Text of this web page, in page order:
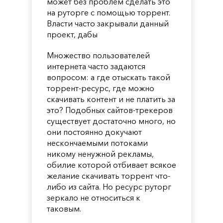
на руторге с помощью торрент.
Власти часто закрывали данный
проект, дабы
Множество пользователей
интернета часто задаются
вопросом: а где отыскать такой
торрент-ресурс, где можно
скачивать контент и не платить за
это? Подобных сайтов-трекеров
существует достаточно много, но
они постоянно докучают
нескончаемыми потоками
никому ненужной рекламы,
обилие которой отбивает всякое
желание скачивать торрент что-
либо из сайта. Но ресурс руторг
зеркало не относиться к
таковым.